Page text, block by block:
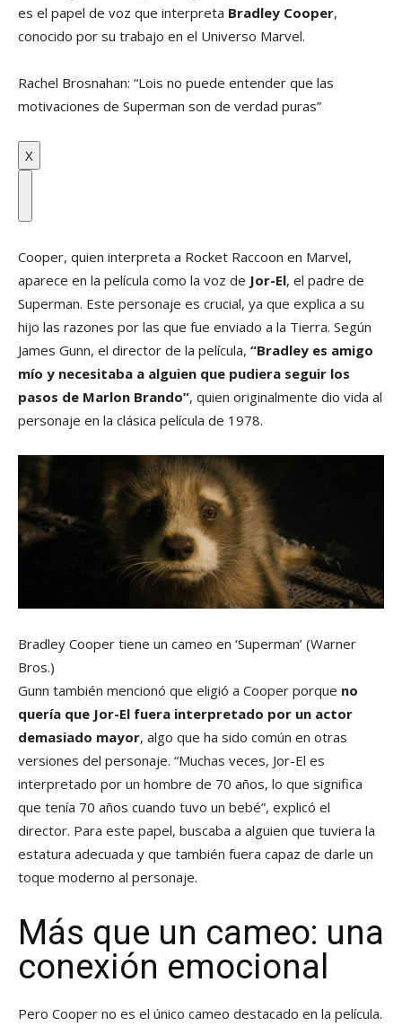
es el papel de voz que interpreta Bradley Cooper,
conocido por su trabajo en el Universo Marvel.
Rachel Brosnahan: “Lois no puede entender que las
motivaciones de Superman son de verdad puras”
X
Cooper, quien interpreta a Rocket Raccoon en Marvel,
aparece en la película como la voz de Jor-El, el padre de
Superman. Este personaje es crucial, ya que explica a su
hijo las razones por las que fue enviado a la Tierra. Según
James Gunn, el director de la película, “Bradley es amigo
mío y necesitaba a alguien que pudiera seguir los
pasos de Marlon Brando”, quien originalmente dio vida al
personaje en la clásica película de 1978.
Bradley Cooper tiene un cameo en ‘Superman’ (Warner
Bros.)
Gunn también mencionó que eligió a Cooper porque no
quería que Jor-El fuera interpretado por un actor
demasiado mayor, algo que ha sido común en otras
versiones del personaje. “Muchas veces, Jor-El es
interpretado por un hombre de 70 años, lo que significa
que tenía 70 años cuando tuvo un bebé”, explicó el
director. Para este papel, buscaba a alguien que tuviera la
estatura adecuada y que también fuera capaz de darle un
toque moderno al personaje.
Más que un cameo: una
conexión emocional
Pero Cooper no es el único cameo destacado en la película.